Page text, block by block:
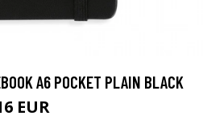
A6 POCKET PLAIN BLACK
EUR